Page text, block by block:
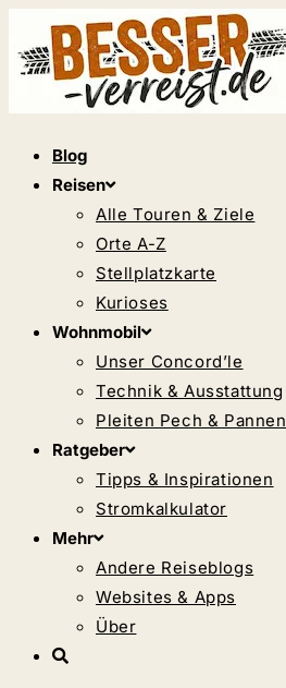
Inhalt
springen
Blog
Reisen
Alle Touren & Ziele
Orte A-Z
Stellplatzkarte
Kurioses
Wohnmobil
Unser Concord’le
Technik & Ausstattung
Pleiten Pech & Pannen
Ratgeber
Tipps & Inspirationen
Stromkalkulator
Mehr
Andere Reiseblogs
Websites & Apps
Über
Website-